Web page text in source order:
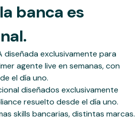
banca es
diseñada exclusivamente para
agente live en semanas, con
el día uno.
diseñados exclusivamente
resuelto desde el día uno.
skills bancarias, distintas marcas.